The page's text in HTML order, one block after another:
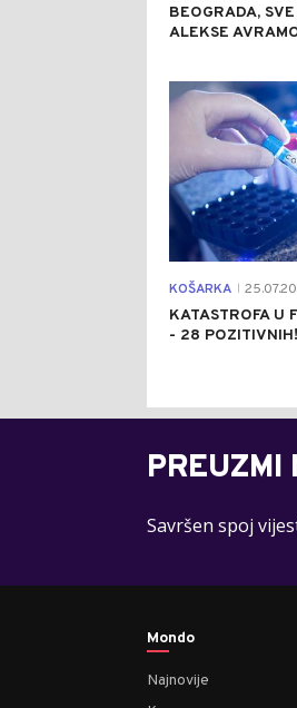
BEOGRADA,
ALEKSE
KOŠARKA
KATASTROFA U
- 28 POZITIVNIH!
PREUZMI
Savršen spoj
Mondo
Najnovije